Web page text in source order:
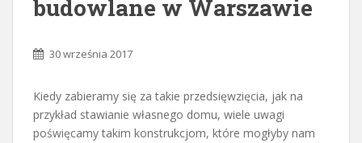
budowlane w Warszawie
30 września 2017
Kiedy zabieramy się za takie przedsięwzięcia, jak na
przykład stawianie własnego domu, wiele uwagi
poświęcamy takim konstrukcjom, które mogłyby nam